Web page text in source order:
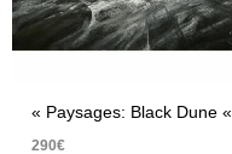
« Paysages: Black Dune «
290€